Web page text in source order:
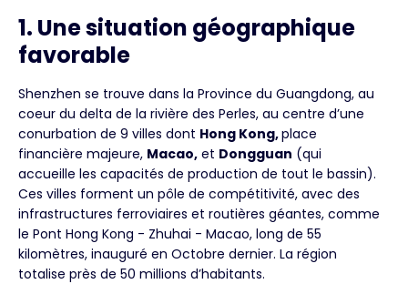
1. Une situation géographique
favorable
Shenzhen se trouve dans la Province du Guangdong, au
coeur du delta de la rivière des Perles, au centre d’une
conurbation de 9 villes dont Hong Kong,place
financière majeure, Macao, et Dongguan (qui
accueille les capacités de production de tout le bassin).
Ces villes forment un pôle de compétitivité, avec des
infrastructures ferroviaires et routières géantes, comme
le Pont Hong Kong - Zhuhai - Macao, long de 55
kilomètres, inauguré en Octobre dernier. La région
totalise près de 50 millions d’habitants.